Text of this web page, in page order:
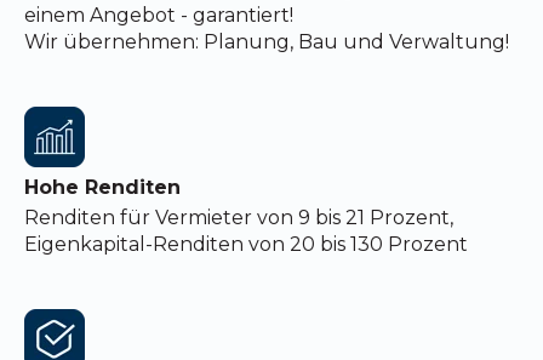
einem Angebot - garantiert!
Wir übernehmen: Planung, Bau und Verwaltung!
Hohe Renditen
Renditen für Vermieter von 9 bis 21 Prozent,
Eigenkapital-Renditen von 20 bis 130 Prozent